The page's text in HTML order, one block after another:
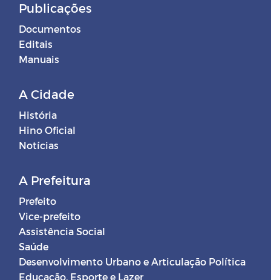
Publicações
Documentos
Editais
Manuais
A Cidade
História
Hino Oficial
Notícias
A Prefeitura
Prefeito
Vice-prefeito
Assistência Social
Saúde
Desenvolvimento Urbano e Articulação Política
Educação, Esporte e Lazer